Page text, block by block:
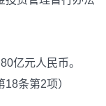
亿元人民币。
条第2项）